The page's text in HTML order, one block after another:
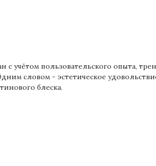
учётом пользовательского опыта,
словом - эстетическое
блеска.